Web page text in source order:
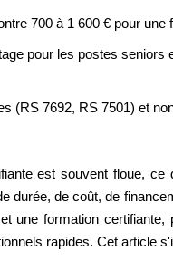
700 à 1 600 € pour
pour les postes
(RS 7692, RS 7501) et
est souvent floue,
durée, de coût, de
une formation
rapides. Cet article